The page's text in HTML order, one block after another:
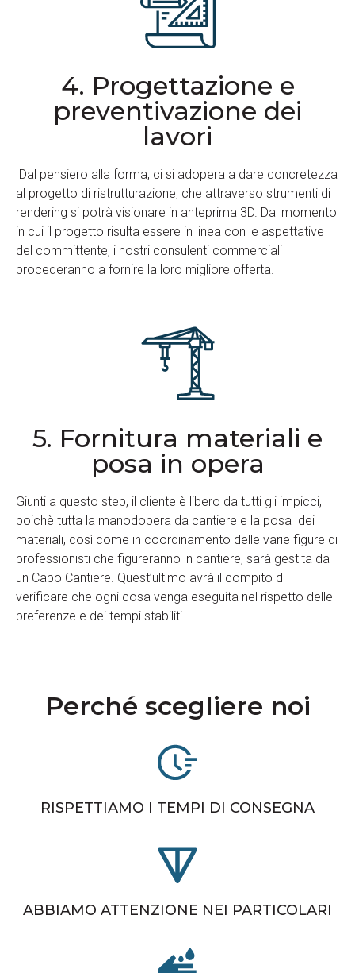
4. Progettazione e
preventivazione dei
lavori
Dal pensiero alla forma, ci si adopera a dare concretezza
al progetto di ristrutturazione, che attraverso strumenti di
rendering si potrà visionare in anteprima 3D. Dal momento
in cui il progetto risulta essere in linea con le aspettative
del committente, i nostri consulenti commerciali
procederanno a fornire la loro migliore offerta.
5. Fornitura materiali e
posa in opera
Giunti a questo step, il cliente è libero da tutti gli impicci,
poichè tutta la manodopera da cantiere e la posa dei
materiali, così come in coordinamento delle varie figure di
professionisti che figureranno in cantiere, sarà gestita da
un Capo Cantiere. Quest’ultimo avrà il compito di
verificare che ogni cosa venga eseguita nel rispetto delle
preferenze e dei tempi stabiliti.
Perché scegliere noi
RISPETTIAMO I TEMPI DI CONSEGNA
ABBIAMO ATTENZIONE NEI PARTICOLARI